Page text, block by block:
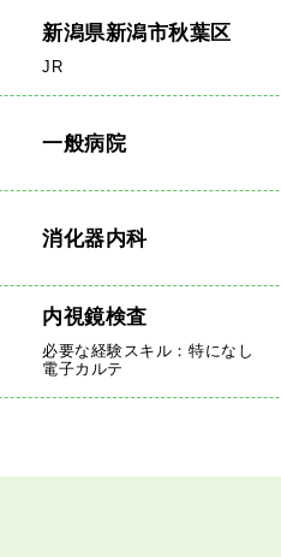
新潟県新潟市秋葉区
JR
一般病院
消化器内科
内視鏡検査
必要な経験スキル：特になし
電子カルテ